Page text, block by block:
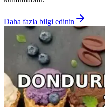
Daha fazla bilgi edinin